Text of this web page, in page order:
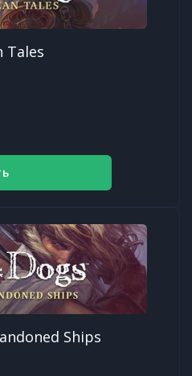
Tales
Ships